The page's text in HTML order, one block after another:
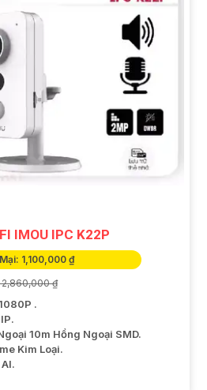
IMOU IPC K22P
1,100,000 ₫
2,860,000 ₫
.
IP.
10m Hồng Ngoại SMD.
Kim Loại.